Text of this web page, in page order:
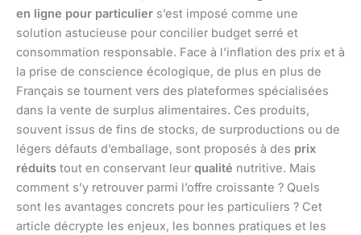
en ligne pour particulier s’est imposé comme une
solution astucieuse pour concilier budget serré et
consommation responsable. Face à l’inflation des prix et à
la prise de conscience écologique, de plus en plus de
Français se tournent vers des plateformes spécialisées
dans la vente de surplus alimentaires. Ces produits,
souvent issus de fins de stocks, de surproductions ou de
légers défauts d’emballage, sont proposés à des prix
réduits tout en conservant leur qualité nutritive. Mais
comment s’y retrouver parmi l’offre croissante ? Quels
sont les avantages concrets pour les particuliers ? Cet
article décrypte les enjeux, les bonnes pratiques et les